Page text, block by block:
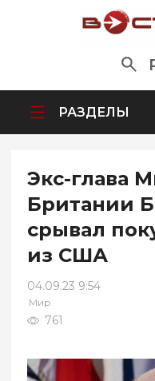
РАЗДЕЛЫ
Экс-глава
Британии
срывал
из США
04.09.23 9:54
Мир
761